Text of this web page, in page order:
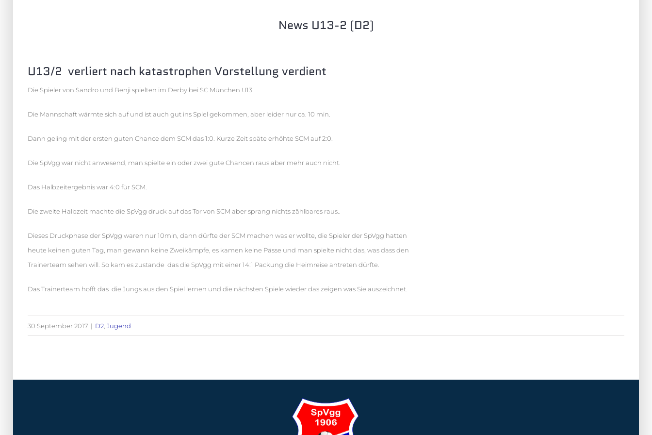
News U13-2 (D2)
U13/2 verliert nach katastrophen Vorstellung verdient
Die Spieler von Sandro und Benji spielten im Derby bei SC München U13.
Die Mannschaft wärmte sich auf und ist auch gut ins Spiel gekommen, aber leider nur ca. 10 min.
Dann geling mit der ersten guten Chance dem SCM das 1:0. Kurze Zeit späte erhöhte SCM auf 2:0.
Die SpVgg war nicht anwesend, man spielte ein oder zwei gute Chancen raus aber mehr auch nicht.
Das Halbzeitergebnis war 4:0 für SCM.
Die zweite Halbzeit machte die SpVgg druck auf das Tor von SCM aber sprang nichts zählbares raus..
Dieses Druckphase der SpVgg waren nur 10min, dann dürfte der SCM machen was er wollte, die Spieler der SpVgg hatten
heute keinen guten Tag, man gewann keine Zweikämpfe, es kamen keine Pässe und man spielte nicht das, was dass den
Trainerteam sehen will. So kam es zustande das die SpVgg mit einer 14:1 Packung die Heimreise antreten dürfte.
Das Trainerteam hofft das die Jungs aus den Spiel lernen und die nächsten Spiele wieder das zeigen was Sie auszeichnet.
30 September 2017 | D2 Jugend